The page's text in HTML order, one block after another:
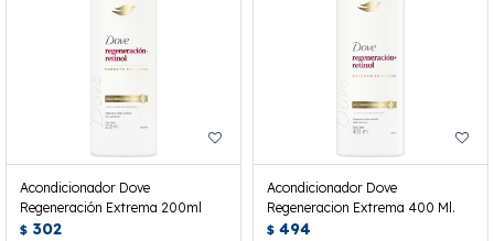
Acondicionador Dove
Regeneración Extrema 200ml
$ 302
Acondicionador Dove
Regeneracion Extrema 400 Ml.
$ 494